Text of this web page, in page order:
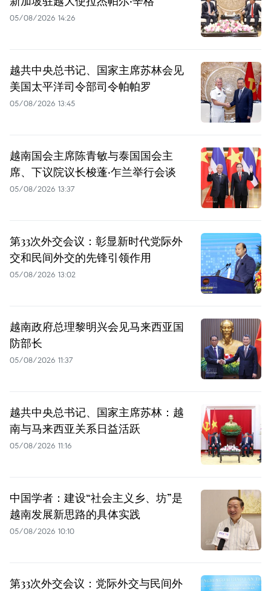
05/08/2026 14:26
越共中央总书记、国家主席苏林会见
美国太平洋司令部司令帕帕罗
05/08/2026 13:45
越南国会主席陈青敏与泰国国会主
席、下议院议长梭蓬·乍兰举行会谈
05/08/2026 13:37
第33次外交会议：彰显新时代党际外
交和民间外交的先锋引领作用
05/08/2026 13:02
越南政府总理黎明兴会见马来西亚国
防部长
05/08/2026 11:37
越共中央总书记、国家主席苏林：越
南与马来西亚关系日益活跃
05/08/2026 11:16
中国学者：建设“社会主义乡、坊”是
越南发展新思路的具体实践
05/08/2026 10:10
第33次外交会议：党际外交与民间外